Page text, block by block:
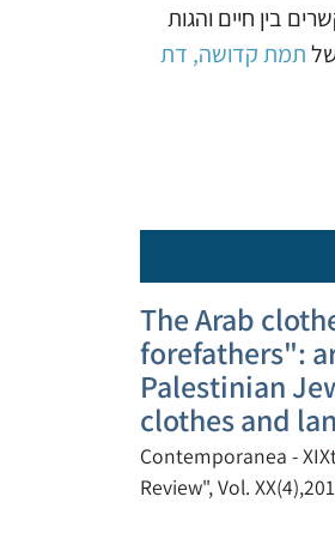
בין חיים והגות
תמת קדושה, דת
"The Arab
forefathers":
Palestinian
clothes and
"Contemporanea -
Review", Vol.